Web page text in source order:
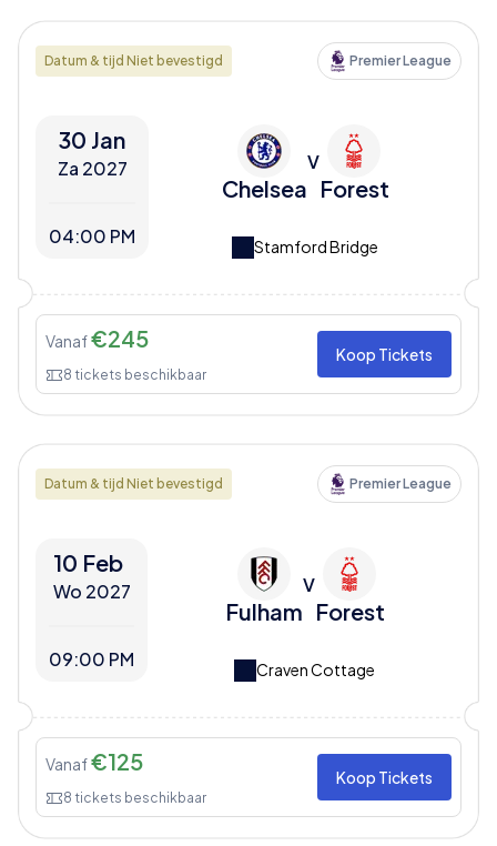
Datum & tijd Niet bevestigd Premier League
30 Jan
Za 2027
04:00 PM
Chelsea
V
Forest
Stamford Bridge
Vanaf€245
8 tickets beschikbaar
Koop Tickets
Datum & tijd Niet bevestigd Premier League
10 Feb
Wo 2027
09:00 PM
Fulham
V
Forest
Craven Cottage
Vanaf€125
8 tickets beschikbaar
Koop Tickets